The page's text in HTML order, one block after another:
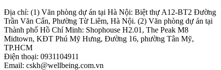
Địa chỉ: (1) Văn phòng dự án tại Hà Nội: Biệt thự A12-BT2 Đường
Trần Văn Cẩn, Phường Từ Liêm, Hà Nội. (2) Văn phòng dự án tại
Thành phố Hồ Chí Minh: Shophouse H2.01, The Peak M8
Midtown, KĐT Phú Mỹ Hưng, Đường 16, phường Tân Mỹ,
TP.HCM
Điện thoại: 0931104911
Email: cskh@wellbeing.com.vn